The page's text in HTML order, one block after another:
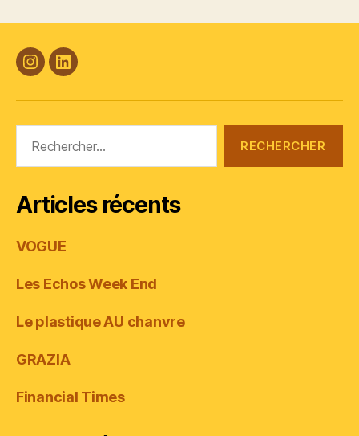
#Plasticana
Linkedin
Articles récents
VOGUE
Les Echos Week End
Le plastique AU chanvre
GRAZIA
Financial Times